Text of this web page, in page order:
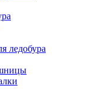
ледобура